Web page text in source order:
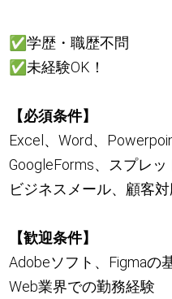
✅学歴・職歴不問
✅未経験OK！
【必須条件】
Excel、Word、
GoogleForms、スプレ
ビジネスメール、顧客
【歓迎条件】
Adobeソフト、Figmaの
Web業界での勤務経験